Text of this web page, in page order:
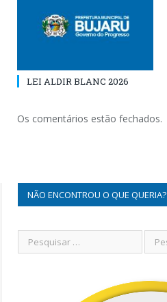
LEI ALDIR BLANC 2026
Os comentários estão fechados.
NÃO ENCONTROU O QUE QUERIA?